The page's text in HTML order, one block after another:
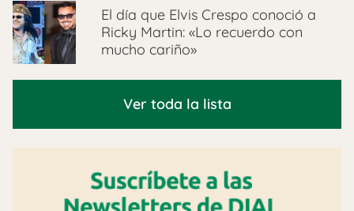
El día que Elvis Crespo conoció a
Ricky Martin: «Lo recuerdo con
mucho cariño»
Ver toda la lista